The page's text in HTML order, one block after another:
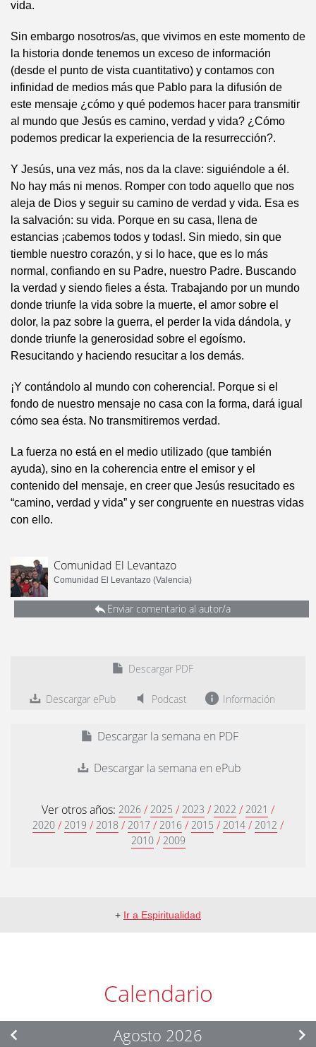
vida.
Sin embargo nosotros/as, que vivimos en este momento de
la historia donde tenemos un exceso de información
(desde el punto de vista cuantitativo) y contamos con
infinidad de medios más que Pablo para la difusión de
este mensaje ¿cómo y qué podemos hacer para transmitir
al mundo que Jesús es camino, verdad y vida? ¿Cómo
podemos predicar la experiencia de la resurrección?.
Y Jesús, una vez más, nos da la clave: siguiéndole a él.
No hay más ni menos. Romper con todo aquello que nos
aleja de Dios y seguir su camino de verdad y vida. Esa es
la salvación: su vida. Porque en su casa, llena de
estancias ¡cabemos todos y todas!. Sin miedo, sin que
tiemble nuestro corazón, y si lo hace, que es lo más
normal, confiando en su Padre, nuestro Padre. Buscando
la verdad y siendo fieles a ésta. Trabajando por un mundo
donde triunfe la vida sobre la muerte, el amor sobre el
dolor, la paz sobre la guerra, el perder la vida dándola, y
donde triunfe la generosidad sobre el egoísmo.
Resucitando y haciendo resucitar a los demás.
¡Y contándolo al mundo con coherencia!. Porque si el
fondo de nuestro mensaje no casa con la forma, dará igual
cómo sea ésta. No transmitiremos verdad.
La fuerza no está en el medio utilizado (que también
ayuda), sino en la coherencia entre el emisor y el
contenido del mensaje, en creer que Jesús resucitado es
“camino, verdad y vida” y ser congruente en nuestras vidas
con ello.
Comunidad El Levantazo
Comunidad El Levantazo (Valencia)
Enviar comentario al autor/a
Descargar PDF
Descargar ePub Podcast Información
Descargar la semana en PDF
Descargar la semana en ePub
Ver otros años: 2026 / 2025 / 2023 / 2022 / 2021 /
2020 / 2019 / 2018 / 2017 / 2016 / 2015 / 2014 / 2012 /
2010 / 2009
+ Ir a Espiritualidad
Calendario
Agosto 2026